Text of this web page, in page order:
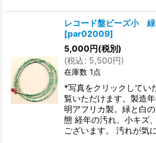
レコード盤ビーズ小
[par02009]
5,000円(税別)
(税込: 5,500円)
在庫数 1点
*写真をクリックしてい
覧いただけます。製造
明アフリカ製。緑と白
態 経年の汚れ、小キズ
ございます。 汚れが気